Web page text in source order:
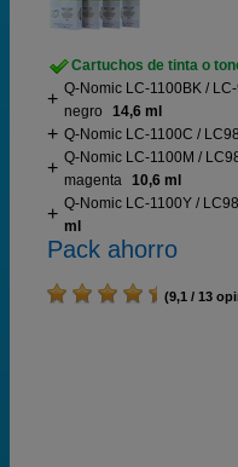
Cartuchos de tinta o
Q-Nomic LC-1100BK /
negro
14,6 ml
Q-Nomic LC-1100C /
Q-Nomic LC-1100M /
magenta 10,6 ml
Q-Nomic LC-1100Y /
ml
Pack ahorro
(9,1 / 13